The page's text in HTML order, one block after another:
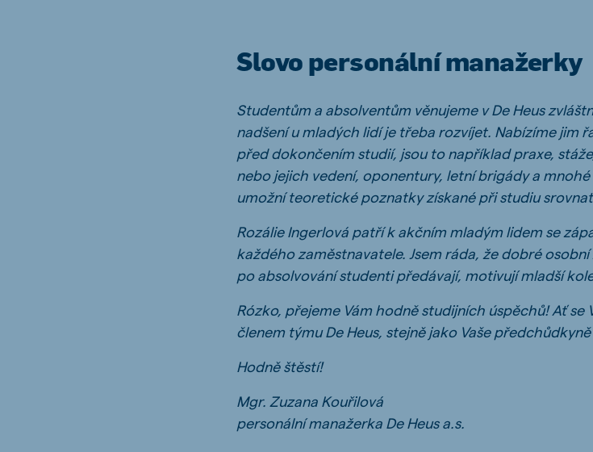
Slovo personální manažerky
Studentům a absolventům věnujeme v De Heus
nadšení u mladých lidí je třeba rozvíjet. Nabízíme jim
před dokončením studií, jsou to například praxe,
nebo jejich vedení, oponentury, letní brigády a
umožní teoretické poznatky získané při studiu
Rozálie Ingerlová patří k akčním mladým lidem se
každého zaměstnavatele. Jsem ráda, že dobré
po absolvování studenti předávají, motivují mladší
Rózko, přejeme Vám hodně studijních úspěchů! Ať se
členem týmu De Heus, stejně jako Vaše předchůdkyně
Hodně štěstí!
Mgr. Zuzana Kouřilová
personální manažerka De Heus a.s.